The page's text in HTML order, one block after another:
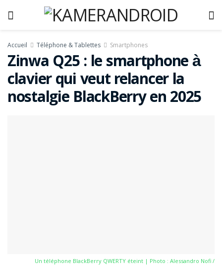
Accueil Téléphone & Tablettes Smartphones
Zinwa Q25 : le smartphone à
clavier qui veut relancer la
nostalgie BlackBerry en 2025
Un téléphone BlackBerry QWERTY éteint | Photo : Alessandro Nofi /